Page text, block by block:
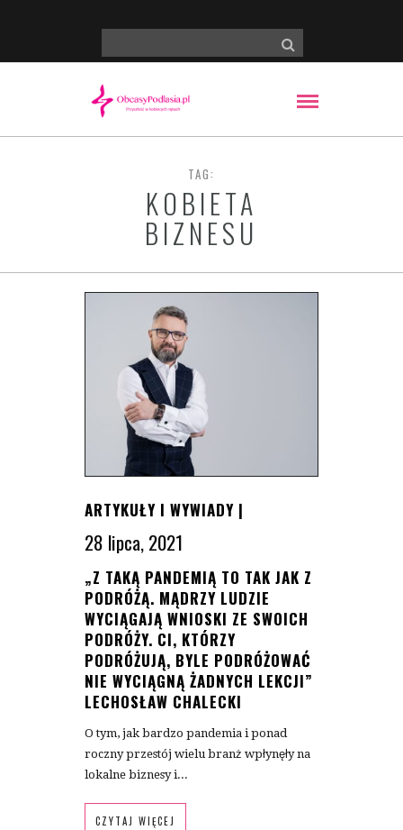
TAG:
KOBIETA
BIZNESU
ARTYKUŁY I WYWIADY |
28 lipca, 2021
„Z TAKĄ PANDEMIĄ TO TAK JAK Z
PODRÓŻĄ. MĄDRZY LUDZIE
WYCIĄGAJĄ WNIOSKI ZE SWOICH
PODRÓŻY. CI, KTÓRZY
PODRÓŻUJĄ, BYLE PODRÓŻOWAĆ
NIE WYCIĄGNĄ ŻADNYCH LEKCJI”
LECHOSŁAW CHALECKI
O tym, jak bardzo pandemia i ponad
roczny przestój wielu branż wpłynęły na
lokalne biznesy i...
CZYTAJ WIĘCEJ